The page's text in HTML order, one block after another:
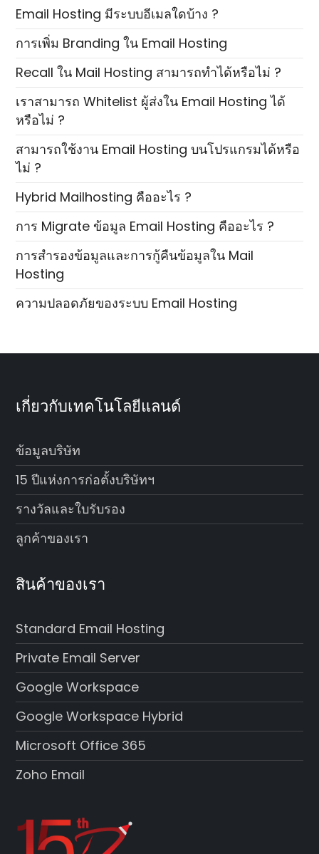
Email Hosting มีระบบอีเมลใดบ้าง ?
การเพิ่ม Branding ใน Email Hosting
Recall ใน Mail Hosting สามารถทำได้หรือไม่ ?
เราสามารถ Whitelist ผู้ส่งใน Email Hosting ได้
หรือไม่ ?
สามารถใช้งาน Email Hosting บนโปรแกรมได้หรือ
ไม่ ?
Hybrid Mailhosting คืออะไร ?
การ Migrate ข้อมูล Email Hosting คืออะไร ?
การสำรองข้อมูลและการกู้คืนข้อมูลใน Mail
Hosting
ความปลอดภัยของระบบ Email Hosting
เกี่ยวกับเทคโนโลยีแลนด์
ข้อมูลบริษัท
15 ปีแห่งการก่อตั้งบริษัทฯ
รางวัลและใบรับรอง
ลูกค้าของเรา
สินค้าของเรา
Standard Email Hosting
Private Email Server
Google Workspace
Google Workspace Hybrid
Microsoft Office 365
Zoho Email